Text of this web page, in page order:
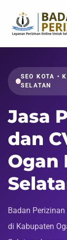
SEO KOTA •
SELATAN
Jasa
dan
Ogan
Badan
di Kabupaten